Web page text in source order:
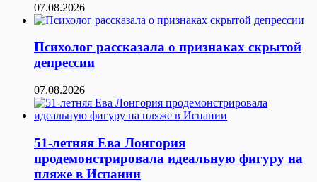
07.08.2026
Психолог рассказала о признаках скрытой
депрессии
07.08.2026
51-летняя Ева Лонгория
продемонстрировала идеальную фигуру на
пляже в Испании